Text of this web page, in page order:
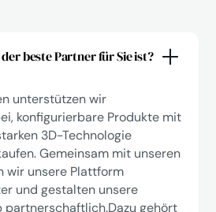
beste Partner für Sie ist?
unterstützen wir
konfigurierbare Produkte mit
3D-Technologie
Gemeinsam mit unseren
wir unsere Plattform
und gestalten unsere
partnerschaftlich.Dazu gehört